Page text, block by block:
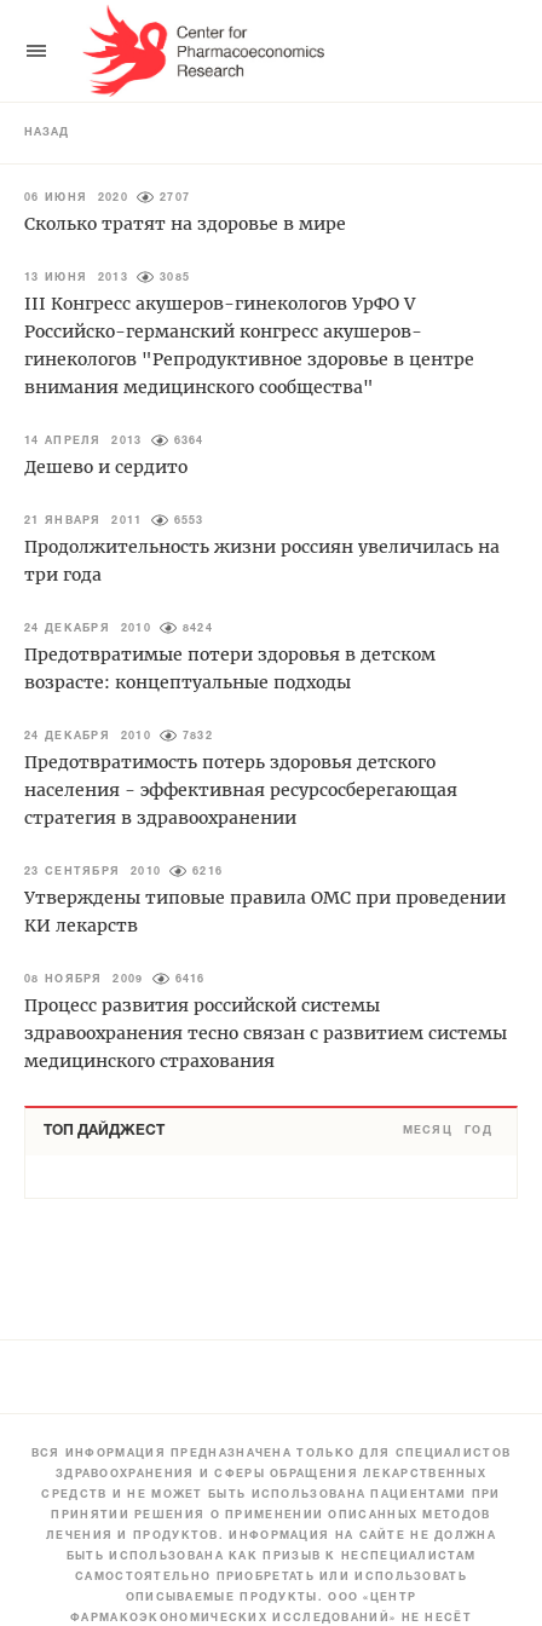
НАЗАД
06 ИЮНЯ 2020 2707
Сколько тратят на здоровье в мире
13 ИЮНЯ 2013 3085
III Конгресс акушеров-гинекологов УрФО V
Российско-германский конгресс акушеров-
гинекологов "Репродуктивное здоровье в центре
внимания медицинского сообщества"
14 АПРЕЛЯ 2013 6364
Дешево и сердито
21 ЯНВАРЯ 2011 6553
Продолжительность жизни россиян увеличилась на
три года
24 ДЕКАБРЯ 2010 8424
Предотвратимые потери здоровья в детском
возрасте: концептуальные подходы
24 ДЕКАБРЯ 2010 7832
Предотвратимость потерь здоровья детского
населения - эффективная ресурсосберегающая
стратегия в здравоохранении
23 СЕНТЯБРЯ 2010 6216
Утверждены типовые правила ОМС при проведении
КИ лекарств
08 НОЯБРЯ 2009 6416
Процесс развития российской системы
здравоохранения тесно связан с развитием системы
медицинского страхования
ТОП ДАЙДЖЕСТ МЕСЯЦ ГОД
ВСЯ ИНФОРМАЦИЯ ПРЕДНАЗНАЧЕНА ТОЛЬКО ДЛЯ СПЕЦИАЛИСТОВ
ЗДРАВООХРАНЕНИЯ И СФЕРЫ ОБРАЩЕНИЯ ЛЕКАРСТВЕННЫХ
СРЕДСТВ И НЕ МОЖЕТ БЫТЬ ИСПОЛЬЗОВАНА ПАЦИЕНТАМИ ПРИ
ПРИНЯТИИ РЕШЕНИЯ О ПРИМЕНЕНИИ ОПИСАННЫХ МЕТОДОВ
ЛЕЧЕНИЯ И ПРОДУКТОВ. ИНФОРМАЦИЯ НА САЙТЕ НЕ ДОЛЖНА
БЫТЬ ИСПОЛЬЗОВАНА КАК ПРИЗЫВ К НЕСПЕЦИАЛИСТАМ
САМОСТОЯТЕЛЬНО ПРИОБРЕТАТЬ ИЛИ ИСПОЛЬЗОВАТЬ
ОПИСЫВАЕМЫЕ ПРОДУКТЫ. ООО «ЦЕНТР
ФАРМАКОЭКОНОМИЧЕСКИХ ИССЛЕДОВАНИЙ» НЕ НЕСЁТ